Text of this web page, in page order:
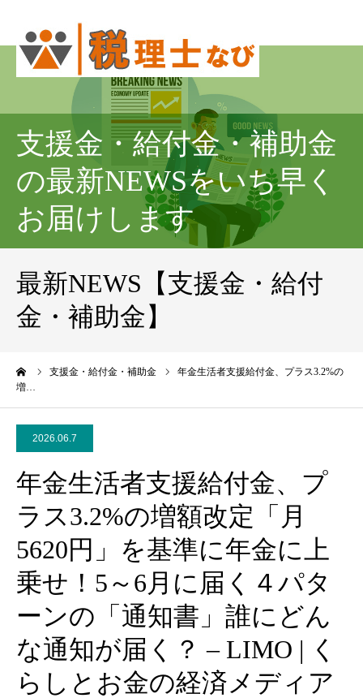
支援金・給付金・補助金
の最新NEWSをいち早く
お届けします
最新NEWS【支援金・給付
金・補助金】
支援金・給付金・補助金
年金生活者支援給付金、プラス3.2%の
増…
2026.06.7
年金生活者支援給付金、プ
ラス3.2%の増額改定「月
5620円」を基準に年金に上
乗せ！5～6月に届く４パタ
ーンの「通知書」誰にどん
な通知が届く？ – LIMO | く
らしとお金の経済メディア